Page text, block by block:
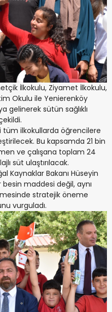
İlkokulu, Ziyamet İlkokulu,
Okulu ile Yenierenköy
gelinerek sütün sağlıklı
ilkokullarda öğrencilere
Bu kapsamda 21 bin
ve çalışana toplam 24
süt ulaştırılacak.
Kaynaklar Bakanı Hüseyin
maddesi değil, aynı
stratejik öneme
vurguladı.